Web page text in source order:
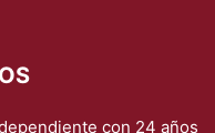
con 24 años